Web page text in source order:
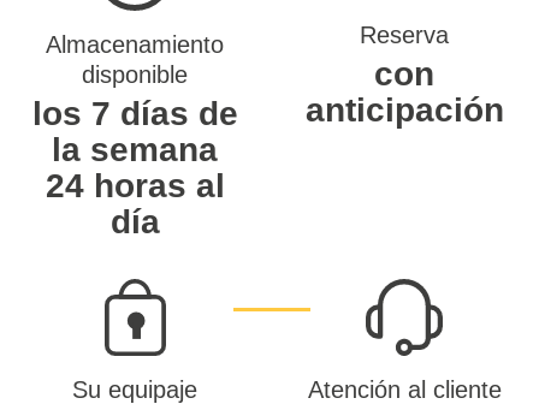
Almacenamiento
disponible
los 7 días de
la semana
24 horas al
día
Reserva
con
anticipación
Su equipaje
Atención al cliente